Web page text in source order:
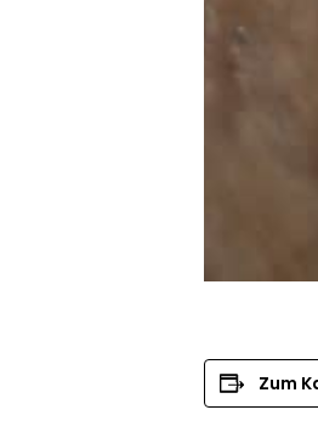
Zum